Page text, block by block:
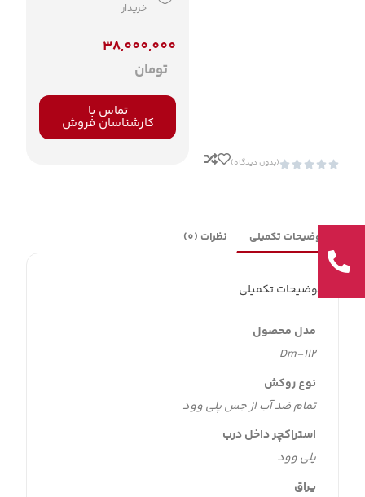




(بدون دیدگاه)
خریدار
38,000,000
تومان
تماس با
کارشناسان فروش
توضیحات تکمیلی نظرات (0)
توضیحات تکمیلی
مدل محصول
Dm-112
نوع روکش
تمام ضد آب از جس پلی وود
استراکچر داخل درب
پلی وود
یراق